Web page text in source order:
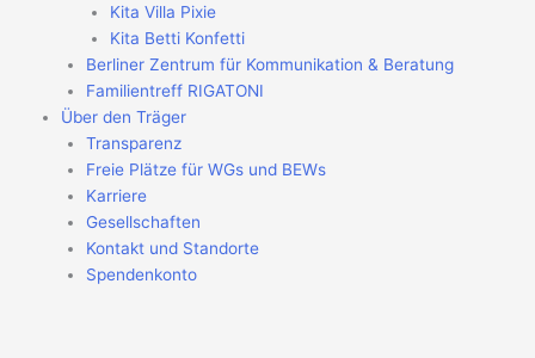
Kita Villa Pixie
Kita Betti Konfetti
Berliner Zentrum für Kommunikation & Beratung
Familientreff RIGATONI
Über den Träger
Transparenz
Freie Plätze für WGs und BEWs
Karriere
Gesellschaften
Kontakt und Standorte
Spendenkonto